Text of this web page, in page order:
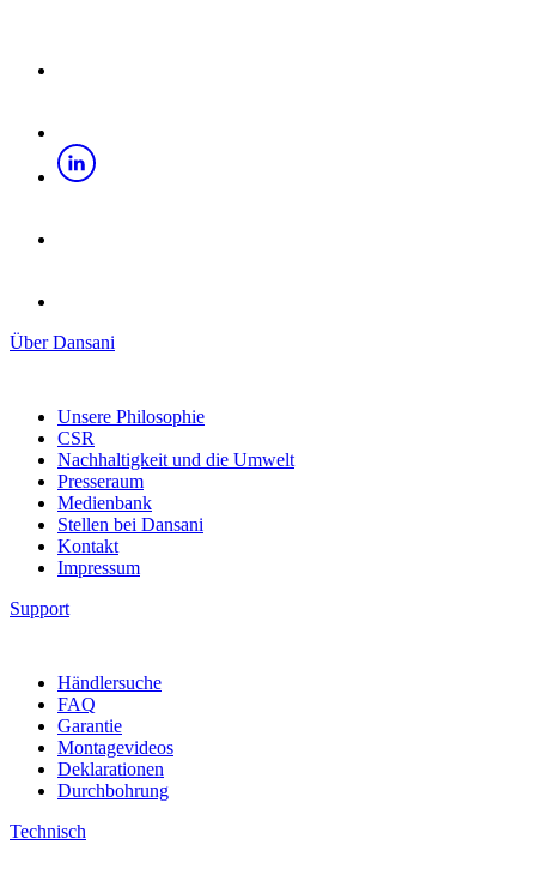
Über Dansani
Unsere Philosophie
CSR
Nachhaltigkeit und die Umwelt
Presseraum
Medienbank
Stellen bei Dansani
Kontakt
Impressum
Support
Händlersuche
FAQ
Garantie
Montagevideos
Deklarationen
Durchbohrung
Technisch